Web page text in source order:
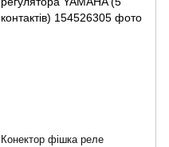
Конектор фішка реле